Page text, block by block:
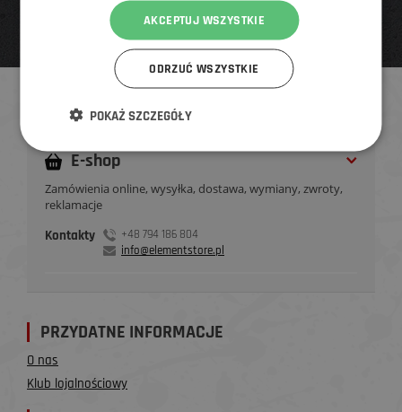
KONTAKTY
E-shop
Zamówienia online, wysyłka, dostawa, wymiany, zwroty,
reklamacje
Kontakty
+48 794 186 804
info@elementstore.pl
PRZYDATNE INFORMACJE
O nas
Klub lojalnościowy
AKCEPTUJ WSZYSTKIE
ODRZUĆ WSZYSTKIE
POKAŻ SZCZEGÓŁY